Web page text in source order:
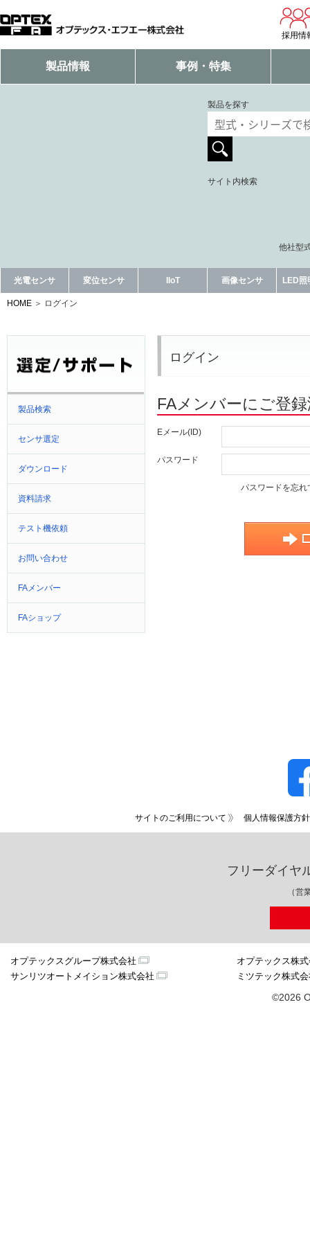
採用情
製品情報 事例・特集
製品を探す
サイト内検索
他社型
光電センサ 変位センサ IIoT 画像センサ LED照
HOME ログイン
製品検索
センサ選定
ダウンロード
資料請求
テスト機依頼
お問い合わせ
FAメンバー
FAショップ
ログイン
FAメンバーにご登
Eメール(ID)
パスワード
パスワードを忘れ
サイトのご利用について 個人情報保護方針
フリーダイヤ
（営
オプテックスグループ株式会社
オプテックス株
サンリツオートメイション株式会社
ミツテック株式
©2026